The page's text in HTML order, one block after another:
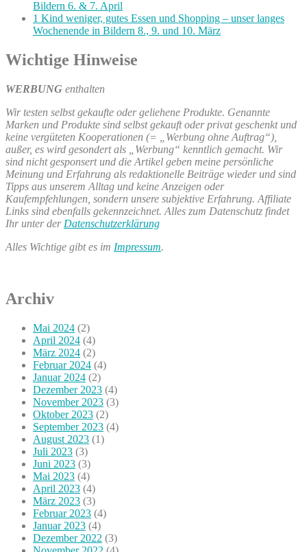
Bildern 6. & 7. April
1 Kind weniger, gutes Essen und Shopping – unser langes
Wochenende in Bildern 8., 9. und 10. März
Wichtige Hinweise
WERBUNG enthalten
Wir testen selbst gekaufte oder geliehene Produkte. Genannte
Marken und Produkte sind selbst gekauft oder privat geschenkt und
keine vergüteten Kooperationen (= „Werbung ohne Auftrag“),
außer, es wird gesondert als „Werbung“ kenntlich gemacht. Wir
sind nicht gesponsert und die Artikel geben meine persönliche
Meinung und Erfahrung als redaktionelle Beiträge wieder und sind
Tipps aus unserem Alltag und keine Anzeigen oder
Kaufempfehlungen, sondern unsere subjektive Erfahrung. Affiliate
Links sind ebenfalls gekennzeichnet. Alles zum Datenschutz findet
Ihr unter der Datenschutzerklärung
Alles Wichtige gibt es im Impressum.
Archiv
Mai 2024 (2)
April 2024 (4)
März 2024 (2)
Februar 2024 (4)
Januar 2024 (2)
Dezember 2023 (4)
November 2023 (3)
Oktober 2023 (2)
September 2023 (4)
August 2023 (1)
Juli 2023 (3)
Juni 2023 (3)
Mai 2023 (4)
April 2023 (4)
März 2023 (3)
Februar 2023 (4)
Januar 2023 (4)
Dezember 2022 (3)